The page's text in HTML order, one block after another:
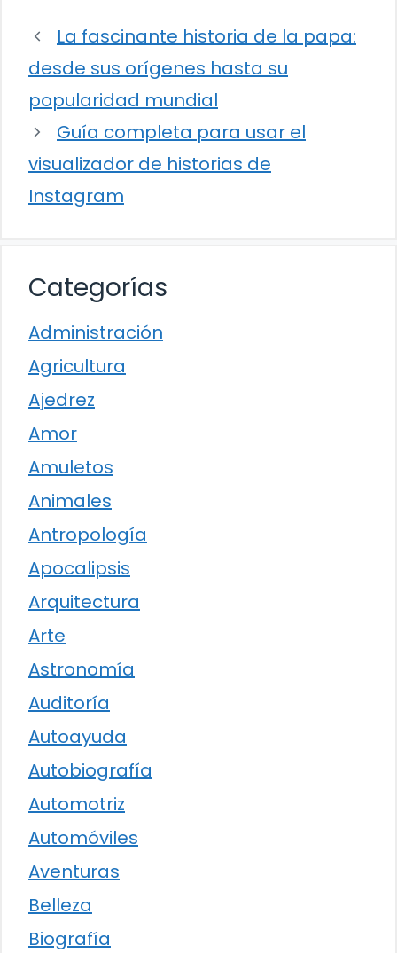
La fascinante historia de la papa:
desde sus orígenes hasta su
popularidad mundial
Guía completa para usar el
visualizador de historias de
Instagram
Categorías
Administración
Agricultura
Ajedrez
Amor
Amuletos
Animales
Antropología
Apocalipsis
Arquitectura
Arte
Astronomía
Auditoría
Autoayuda
Autobiografía
Automotriz
Automóviles
Aventuras
Belleza
Biografía